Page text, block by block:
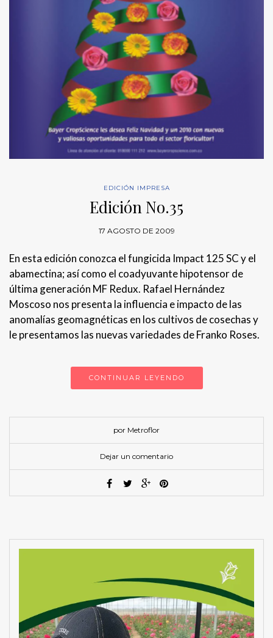
EDICIÓN IMPRESA
Edición No.35
17 AGOSTO DE 2009
En esta edición conozca el fungicida Impact 125 SC y el
abamectina; así como el coadyuvante hipotensor de
última generación MF Redux. Rafael Hernández
Moscoso nos presenta la influencia e impacto de las
anomalías geomagnéticas en los cultivos de cosechas y
le presentamos las nuevas variedades de Franko Roses.
CONTINUAR LEYENDO
por Metroflor
Dejar un comentario